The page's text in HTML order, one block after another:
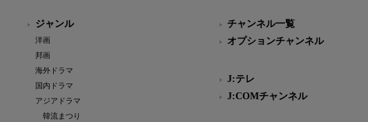
ジャンル
洋画
邦画
海外ドラマ
国内ドラマ
アジアドラマ
韓流まつり
チャンネル一覧
オプションチャンネル
J:テレ
J:COMチャンネル